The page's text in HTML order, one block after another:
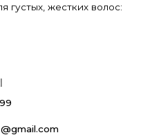
густых, жестких волос: